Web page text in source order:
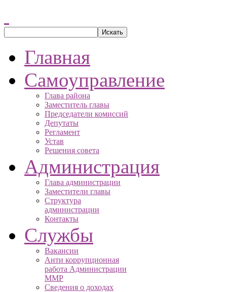
Главная
Самоуправление
Глава района
Заместитель главы
Председатели комиссий
Депутаты
Регламент
Устав
Решения совета
Администрация
Глава администрации
Заместители главы
Структура
администрации
Контакты
Службы
Вакансии
Анти коррупционная
работа Администрации
ММР
Сведения о доходах